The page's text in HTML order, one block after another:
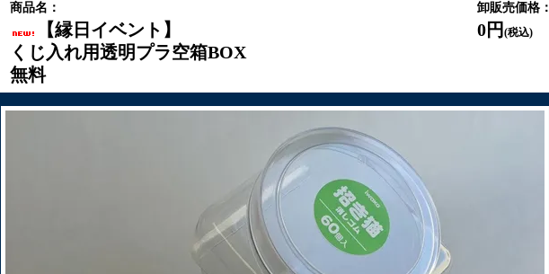
商品名：
【縁日イベント】
くじ入れ用透明プラ空箱BOX
無料
卸販売価格：
0円 (税込)